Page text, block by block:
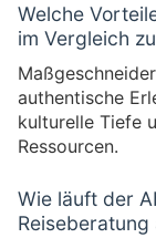
Welche
im Vergleich
authentische
kulturelle Tiefe
Ressourcen.
Wie läuft der
Reiseberatung